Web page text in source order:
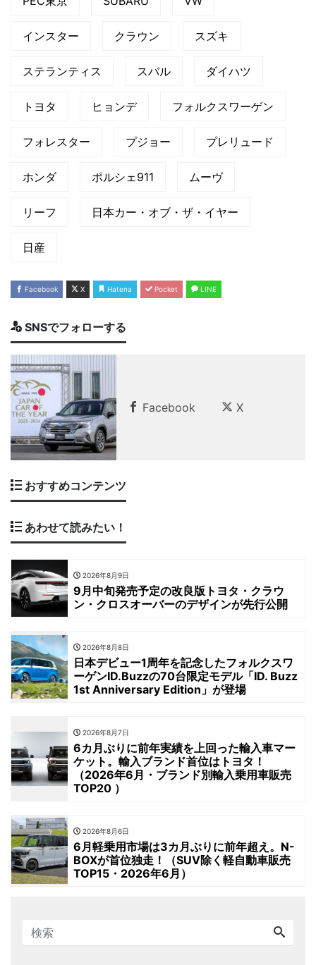
インスター クラウン スズキ
ステランティス スバル ダイハツ
トヨタ ヒョンデ フォルクスワーゲン
フォレスター プジョー プレリュード
ホンダ ポルシェ911 ムーヴ
リーフ 日本カー・オブ・ザ・イヤー
日産
Facebook X Hatena Pocket LINE
SNSでフォローする
Facebook X
おすすめコンテンツ
あわせて読みたい！
2026年8月9日
9月中旬発売予定の改良版トヨタ・クラウ
ン・クロスオーバーのデザインが先行公開
2026年8月8日
日本デビュー1周年を記念したフォルクスワ
ーゲンID.Buzzの70台限定モデル「ID. Buzz
1st Anniversary Edition」が登場
2026年8月7日
6カ月ぶりに前年実績を上回った輸入車マー
ケット。輸入ブランド首位はトヨタ！
（2026年6月・ブランド別輸入乗用車販売
TOP20 ）
2026年8月6日
6月軽乗用市場は3カ月ぶりに前年超え。N-
BOXが首位独走！（SUV除く軽自動車販売
TOP15・2026年6月）